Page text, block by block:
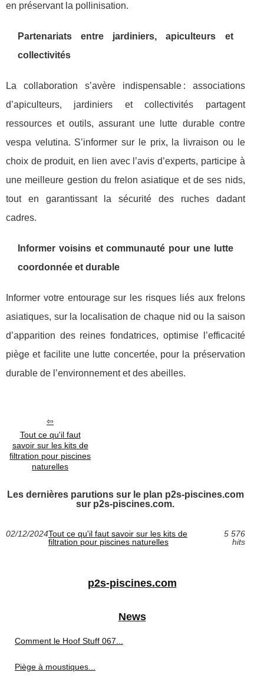
en préservant la pollinisation.
Partenariats entre jardiniers, apiculteurs et
collectivités
La collaboration s’avère indispensable : associations
d’apiculteurs, jardiniers et collectivités partagent
ressources et outils, assurant une lutte durable contre
vespa velutina. S’informer sur le prix, la livraison ou le
choix de produit, en lien avec l’avis d’experts, participe à
une meilleure gestion du frelon asiatique et de ses nids,
tout en garantissant la sécurité des ruches dadant
cadres.
Informer voisins et communauté pour une lutte
coordonnée et durable
Informer votre entourage sur les risques liés aux frelons
asiatiques, sur la localisation de chaque nid ou la saison
d’apparition des reines fondatrices, optimise l’efficacité
piège et facilite une lutte concertée, pour la préservation
durable de l’environnement et des abeilles.
Tout ce qu'il faut
savoir sur les kits de
filtration pour piscines
naturelles
Les dernières parutions sur le plan p2s-piscines.com
sur p2s-piscines.com.
02/12/2024Tout ce qu'il faut savoir sur les kits de
filtration pour piscines naturelles
5 576
hits
p2s-piscines.com
News
Comment le Hoof Stuff 067...
Piège à moustiques...